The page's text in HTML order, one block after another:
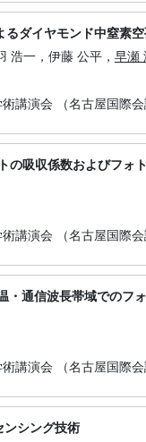
ダイヤモンド中窒素
浩一，伊藤 公平， 早瀬
講演会 （名古屋国際
吸収係数およびフォ
講演会 （名古屋国際
・通信波長帯域でのフ
講演会 （名古屋国際
ンシング技術